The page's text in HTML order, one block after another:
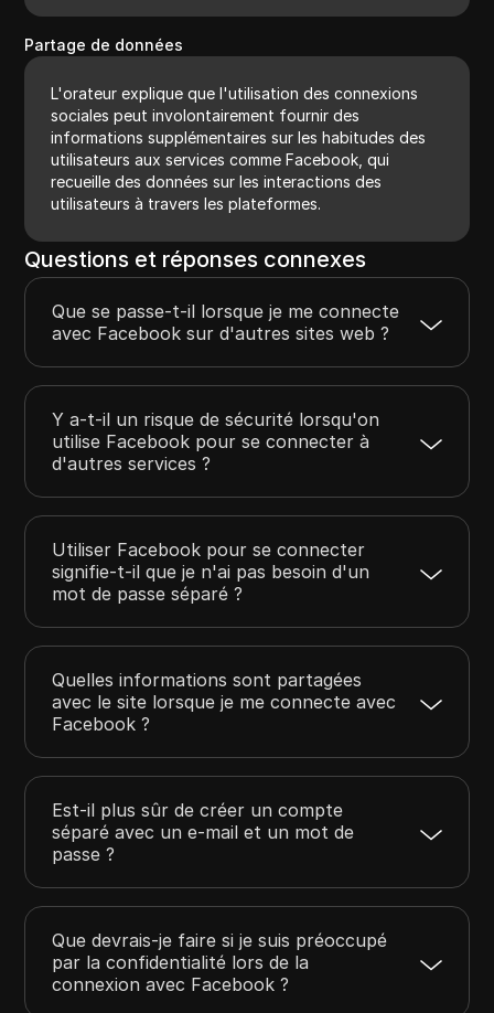
Partage de données
L'orateur explique que l'utilisation des connexions
sociales peut involontairement fournir des
informations supplémentaires sur les habitudes des
utilisateurs aux services comme Facebook, qui
recueille des données sur les interactions des
utilisateurs à travers les plateformes.
Questions et réponses connexes
Que se passe-t-il lorsque je me connecte
avec Facebook sur d'autres sites web ?
Y a-t-il un risque de sécurité lorsqu'on
utilise Facebook pour se connecter à
d'autres services ?
Utiliser Facebook pour se connecter
signifie-t-il que je n'ai pas besoin d'un
mot de passe séparé ?
Quelles informations sont partagées
avec le site lorsque je me connecte avec
Facebook ?
Est-il plus sûr de créer un compte
séparé avec un e-mail et un mot de
passe ?
Que devrais-je faire si je suis préoccupé
par la confidentialité lors de la
connexion avec Facebook ?